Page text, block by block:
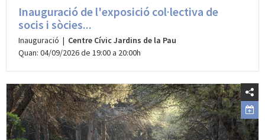
Inauguració de l'exposició col·lectiva de
socis i sòcies...
Inauguració | Centre Cívic Jardins de la Pau
Quan: 04/09/2026 de 19:00 a 20:00h